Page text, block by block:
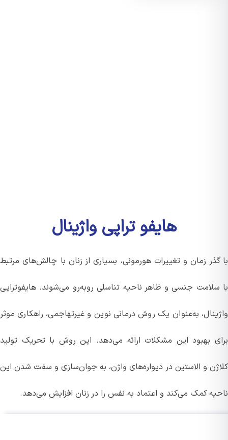
هایفو تراپی واژینال
زمان و تغییرات هورمونی، بسیاری از زنان با چالش‌های مرتبط
جنسی و ظاهر ناحیه تناسلی روبه‌رو می‌شوند. هایفوتراپی
به‌عنوان یک روش درمانی نوین و غیرتهاجمی، راهکاری موثر
بهبود این مشکلات ارائه می‌دهد. این روش با تحریک تولید
و الاستین در دیواره‌های واژن، به جوان‌سازی و سفت شدن این
کمک می‌کند و اعتماد به نفس را در زنان افزایش می‌دهد.